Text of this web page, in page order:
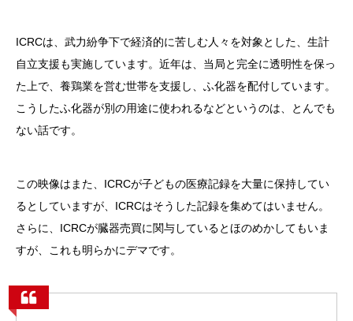
ICRCは、武力紛争下で経済的に苦しむ人々を対象とした、生計
自立支援も実施しています。近年は、当局と完全に透明性を保っ
た上で、養鶏業を営む世帯を支援し、ふ化器を配付しています。
こうしたふ化器が別の用途に使われるなどというのは、とんでも
ない話です。
この映像はまた、ICRCが子どもの医療記録を大量に保持してい
るとしていますが、ICRCはそうした記録を集めてはいません。
さらに、ICRCが臓器売買に関与しているとほのめかしてもいま
すが、これも明らかにデマです。